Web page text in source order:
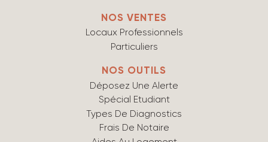
NOS VENTES
Locaux Professionnels
Particuliers
NOS OUTILS
Déposez Une Alerte
Spécial Etudiant
Types De Diagnostics
Frais De Notaire